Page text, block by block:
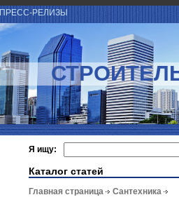
ПРЕСС-РЕЛИЗЫ
Я ищу:
Каталог статей
Главная страница Сантехника